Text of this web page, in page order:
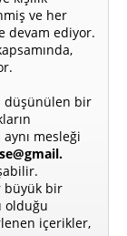
ve her
devam ediyor.
düşünülen bir
mesleği
büyük bir
olduğu
içerikler,